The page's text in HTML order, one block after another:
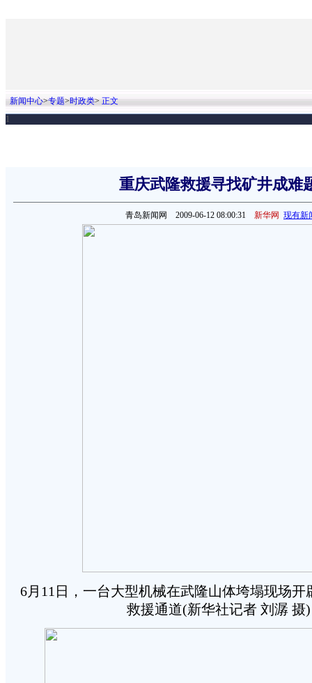
新闻中心>专题>时政类> 正文
重庆武隆救援寻找矿井成难
青岛新闻网 2009-06-12 08:00:31 新华网 现有新
6月11日，一台大型机械在武隆山体垮塌现场开
救援通道(新华社记者 刘潺 摄)